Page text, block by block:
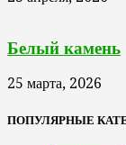
Белый камень
25 марта, 2026
ПОПУЛЯРНЫЕ